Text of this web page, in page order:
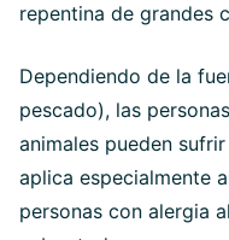
repentina de grandes
Dependiendo de la
pescado), las
animales pueden
aplica especialmente
personas con alergia